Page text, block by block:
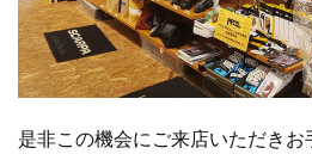
是非この機会にご来店いただき